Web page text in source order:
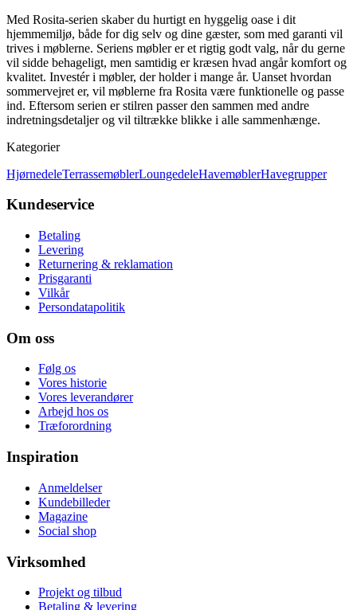
Med Rosita-serien skaber du hurtigt en hyggelig oase i dit
hjemmemiljø, både for dig selv og dine gæster, som med garanti vil
trives i møblerne. Seriens møbler er et rigtig godt valg, når du gerne
vil sidde behageligt, men samtidig er kræsen hvad angår komfort og
kvalitet. Investér i møbler, der holder i mange år. Uanset hvordan
sommervejret er, vil møblerne fra Rosita være funktionelle og passe
ind. Eftersom serien er stilren passer den sammen med andre
indretningsdetaljer og vil tiltrække blikke i alle sammenhænge.
Kategorier
HjørnedeleTerrassemøblerLoungedeleHavemøblerHavegrupper
Kundeservice
Betaling
Levering
Returnering & reklamation
Prisgaranti
Vilkår
Persondatapolitik
Om oss
Følg os
Vores historie
Vores leverandører
Arbejd hos os
Træforordning
Inspiration
Anmeldelser
Kundebilleder
Magazine
Social shop
Virksomhed
Projekt og tilbud
Betaling & levering